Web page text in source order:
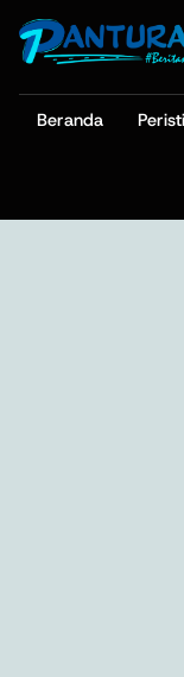
Beranda